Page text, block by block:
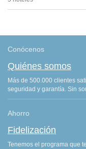
Conócenos
Quiénes somos
Más de 500.000 clientes
seguridad y garantía. Sin
Ahorro
Fidelización
Tenemos el programa que